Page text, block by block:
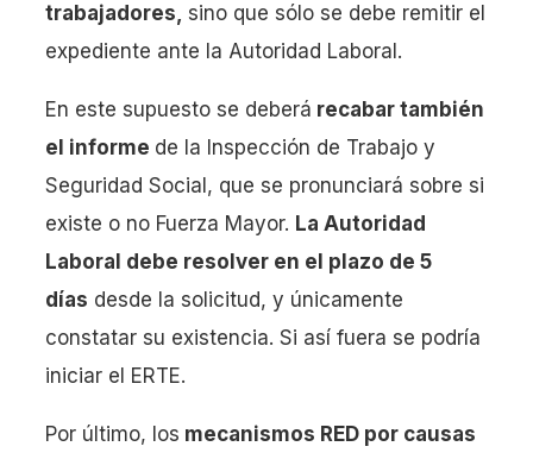
trabajadores, sino que sólo se debe remitir el
expediente ante la Autoridad Laboral.
En este supuesto se deberá recabar también
el informe de la Inspección de Trabajo y
Seguridad Social, que se pronunciará sobre si
existe o no Fuerza Mayor. La Autoridad
Laboral debe resolver en el plazo de 5
días desde la solicitud, y únicamente
constatar su existencia. Si así fuera se podría
iniciar el ERTE.
Por último, los mecanismos RED por causas